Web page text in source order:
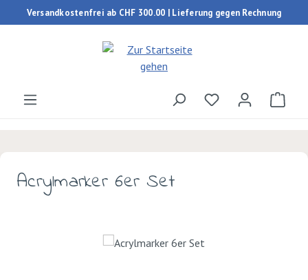
Zum Hauptinhalt springen
Versandkostenfrei ab CHF 300.00 | Lieferung gegen Rechnung
Du hast 0
Acrylmarker 6er Set
Bildergalerie überspringen